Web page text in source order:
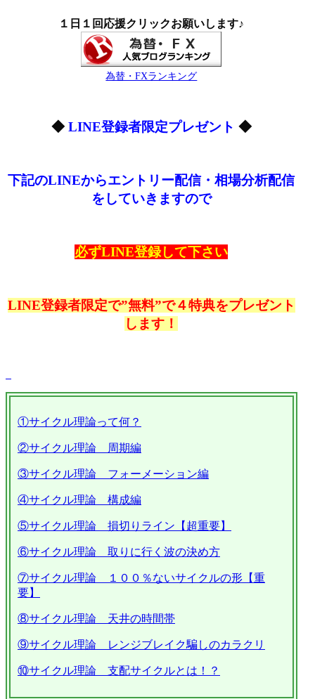
１日１回応援クリックお願いします♪
為替・FXランキング
◆ LINE登録者限定プレゼント ◆
下記のLINEからエントリー配信・相場分析配信
をしていきますので
必ずLINE登録して下さい
LINE登録者限定で”無料”で４特典をプレゼント
します！
①サイクル理論って何？
②サイクル理論 周期編
③サイクル理論 フォーメーション編
④サイクル理論 構成編
⑤サイクル理論 損切りライン【超重要】
⑥サイクル理論 取りに行く波の決め方
⑦サイクル理論 １００％ないサイクルの形【重
要】
⑧サイクル理論 天井の時間帯
⑨サイクル理論 レンジブレイク騙しのカラクリ
⑩サイクル理論 支配サイクルとは！？